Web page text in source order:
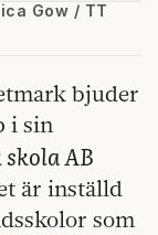
Gow / TT
bjuder
i sin
skola AB
är inställd
som